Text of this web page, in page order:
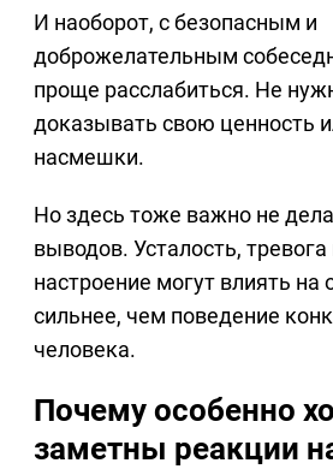
И наоборот, с безопасным и
доброжелательным
проще расслабиться. Не
доказывать свою ценность
насмешки.
Но здесь тоже важно не
выводов. Усталость, тревога
настроение могут влиять
сильнее, чем поведение
человека.
Почему особенно
заметны реакции